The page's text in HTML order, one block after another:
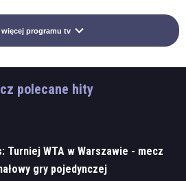
programu tv
polecane hity
Turniej WTA w Warszawie - mecz
gry pojedynczej